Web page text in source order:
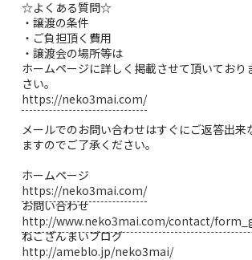
☆よくある質問☆
・譲渡の条件
・ご負担頂く費用
・譲渡会の場所等は
ホームページに詳しく掲載させて頂いており
さい。
https://neko3mai.com/
メールでのお問い合わせはすぐにご返答出来
ますのでご了承ください。
ホームページ
https://neko3mai.com/
お問い合わせ
http://www.neko3mai.com/contact/
ねこざんまいブログ
http://ameblo.jp/neko3mai/